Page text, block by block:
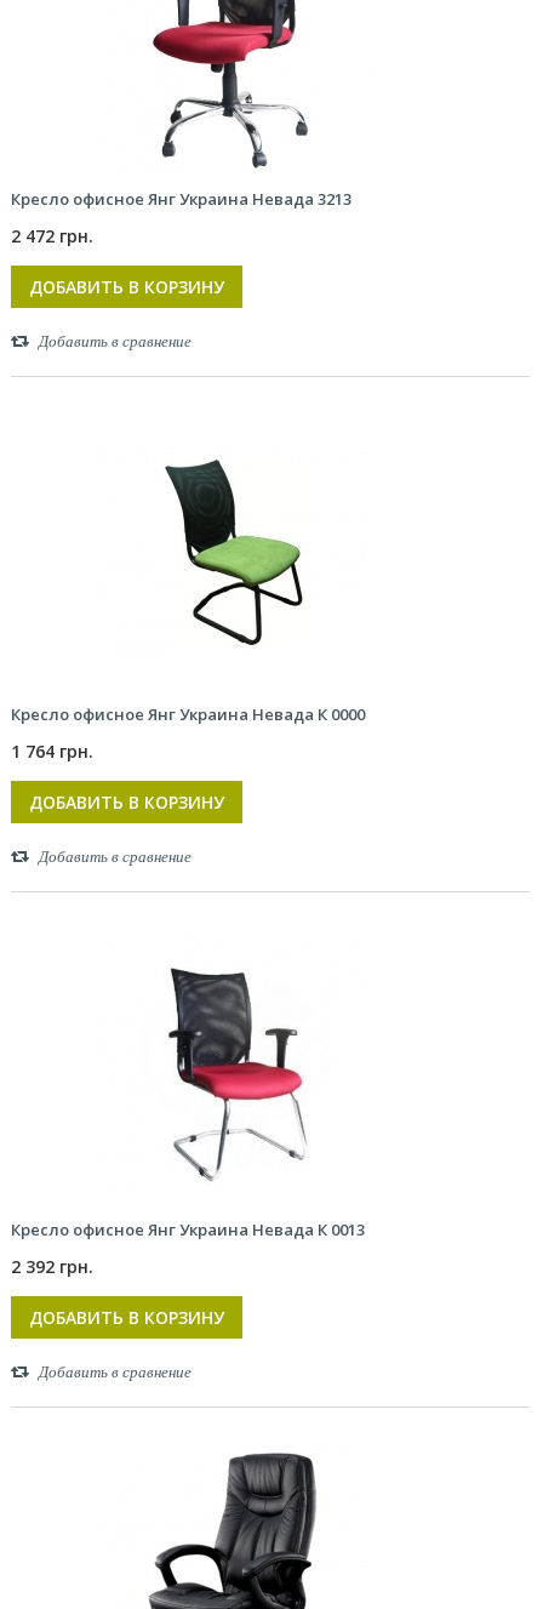
Кресло офисное Янг Украина Невада 3213
2 472 грн.
ДОБАВИТЬ В КОРЗИНУ
Добавить в сравнение
Кресло офисное Янг Украина Невада К 0000
1 764 грн.
ДОБАВИТЬ В КОРЗИНУ
Добавить в сравнение
Кресло офисное Янг Украина Невада К 0013
2 392 грн.
ДОБАВИТЬ В КОРЗИНУ
Добавить в сравнение